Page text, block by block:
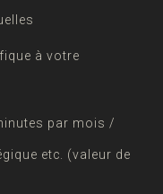
à votre
par mois /
etc. (valeur de